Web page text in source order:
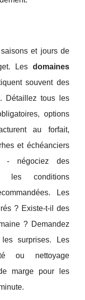
et jours de
Les domaines
souvent des
Détaillez tous les
options
au forfait,
et échéanciers
- négociez des
les conditions
Les
? Existe-t-il des
? Demandez
surprises. Les
ou nettoyage
marge pour les